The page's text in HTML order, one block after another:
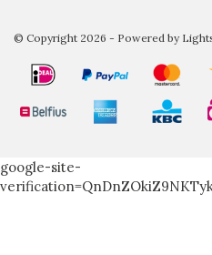
© Copyright 2026 - Powered by
google-site-